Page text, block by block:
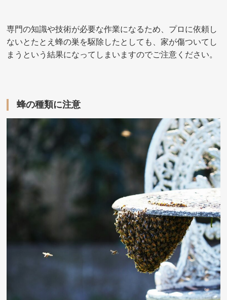
専門の知識や技術が必要な作業になるため、プロに依頼し
ないとたとえ蜂の巣を駆除したとしても、家が傷ついてし
まうという結果になってしまいますのでご注意ください。
蜂の種類に注意